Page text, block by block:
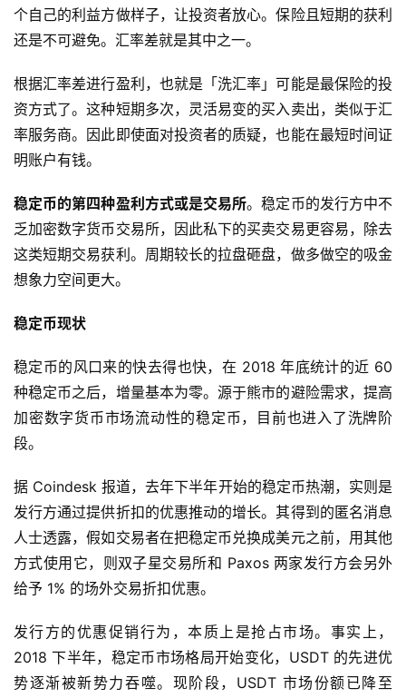
个自己的利益方做样子，让投资者放心。保险且短期的获利
还是不可避免。汇率差就是其中之一。
根据汇率差进行盈利，也就是「洗汇率」可能是最保险的投
资方式了。这种短期多次，灵活易变的买入卖出，类似于汇
率服务商。因此即使面对投资者的质疑，也能在最短时间证
明账户有钱。
稳定币的第四种盈利方式或是交易所。稳定币的发行方中不
乏加密数字货币交易所，因此私下的买卖交易更容易，除去
这类短期交易获利。周期较长的拉盘砸盘，做多做空的吸金
想象力空间更大。
稳定币现状
稳定币的风口来的快去得也快，在 2018 年底统计的近 60
种稳定币之后，增量基本为零。源于熊市的避险需求，提高
加密数字货币市场流动性的稳定币，目前也进入了洗牌阶
段。
据 Coindesk 报道，去年下半年开始的稳定币热潮，实则是
发行方通过提供折扣的优惠推动的增长。其得到的匿名消息
人士透露，假如交易者在把稳定币兑换成美元之前，用其他
方式使用它，则双子星交易所和 Paxos 两家发行方会另外
给予 1% 的场外交易折扣优惠。
发行方的优惠促销行为，本质上是抢占市场。事实上，
2018 下半年，稳定币市场格局开始变化，USDT 的先进优
势逐渐被新势力吞噬。现阶段，USDT 市场份额已降至